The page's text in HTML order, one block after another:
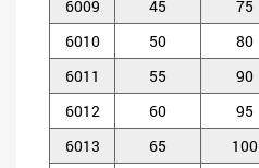
6009 45 75
6010
50 80
6011
55 90
6012
60 95
6013
65 100